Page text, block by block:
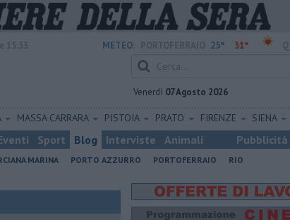
METEO: 25° 31°
Venerdì 07 Agosto 2026
MASSA CARRARA PISTOIA PRATO FIRENZE SIENA
Sport Blog Interviste Animali Pubblicità
MARINA PORTO AZZURRO PORTOFERRAIO RIO